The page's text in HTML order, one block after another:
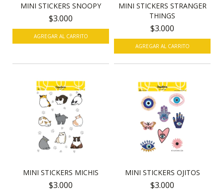
MINI STICKERS SNOOPY
$3.000
MINI STICKERS STRANGER
THINGS
$3.000
MINI STICKERS MICHIS
$3.000
MINI STICKERS OJITOS
$3.000